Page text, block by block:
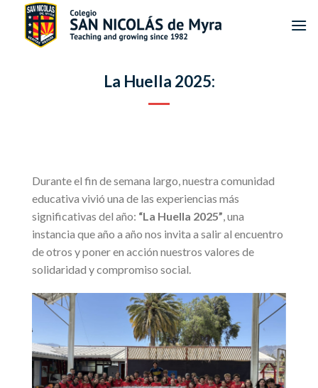
Saltar
contenido
La Huella 2025:
Durante el fin de semana largo, nuestra comunidad
educativa vivió una de las experiencias más
significativas del año: “La Huella 2025”, una
instancia que año a año nos invita a salir al encuentro
de otros y poner en acción nuestros valores de
solidaridad y compromiso social.